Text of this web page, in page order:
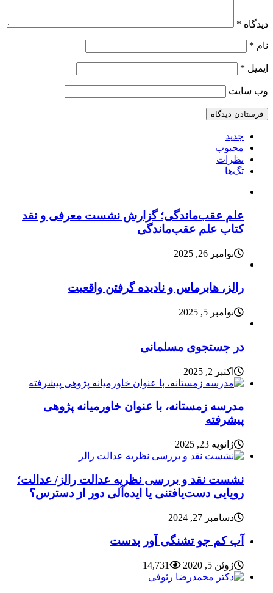
دیدگاه *
نام *
ایمیل *
وب‌ سایت
جدید
محبوب
نظرات
تگ‌ها
علم عقب‌ماندگی؛ گزارش نشست معرفی و نقد
کتاب علم عقب‌ماندگی
نوامبر 26, 2025
رالز، هابرماس و نادیده گرفتن واقعیت
نوامبر 5, 2025
در جستجوی مسلمانی
اکتبر 2, 2025
مدرسه زمستانه، با عنوان خاورمیانه پژوهی
پیشرفته
ژانویه 23, 2025
نشست نقد و بررسی نظریه عدالت رالز/ عدالت؛
رویایی دست‌یافتنی یا ایده‌آلی دور از دسترس؟
دسامبر 27, 2024
آب کم جو تشنگی آور بدست
ژوئن 5, 2020 14,731